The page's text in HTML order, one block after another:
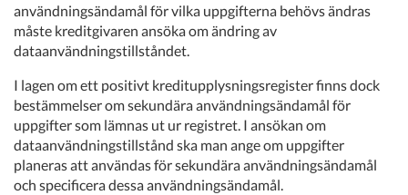
användningsändamål för vilka uppgifterna behövs ändras
måste kreditgivaren ansöka om ändring av
dataanvändningstillståndet.
I lagen om ett positivt kreditupplysningsregister finns dock
bestämmelser om sekundära användningsändamål för
uppgifter som lämnas ut ur registret. I ansökan om
dataanvändningstillstånd ska man ange om uppgifter
planeras att användas för sekundära användningsändamål
och specificera dessa användningsändamål.